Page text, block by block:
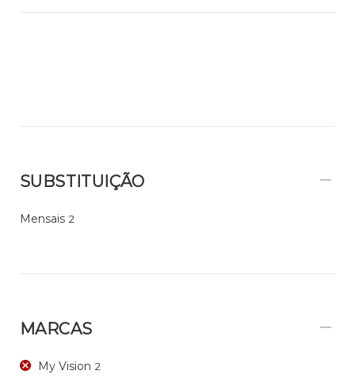
SUBSTITUIÇÃO
Mensais 2
MARCAS
My Vision 2